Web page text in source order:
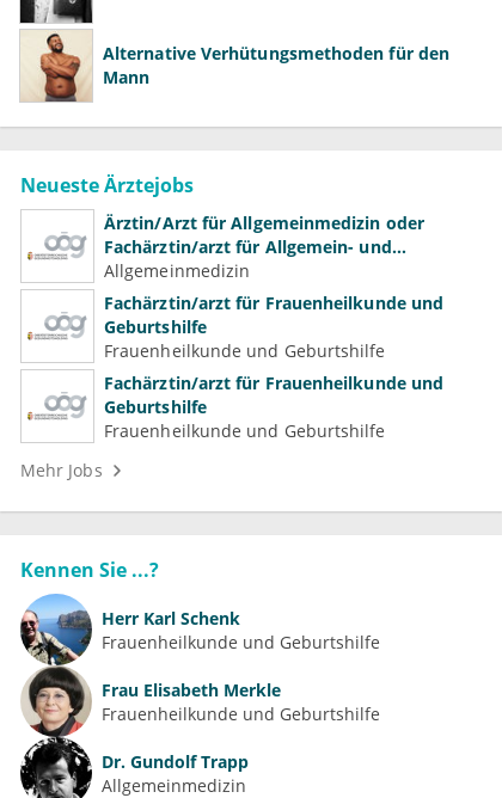
Alternative Verhütungsmethoden für den
Mann
Neueste Ärztejobs
Ärztin/Arzt für Allgemeinmedizin oder
Fachärztin/arzt für Allgemein- und
Familienmedizin für Psychiatrie und
Psychotherapeutische Medizin
Allgemeinmedizin
Fachärztin/arzt für Frauenheilkunde und
Geburtshilfe
Frauenheilkunde und Geburtshilfe
Fachärztin/arzt für Frauenheilkunde und
Geburtshilfe
Frauenheilkunde und Geburtshilfe
Mehr Jobs
Kennen Sie ...?
Herr Karl Schenk
Frauenheilkunde und Geburtshilfe
Frau Elisabeth Merkle
Frauenheilkunde und Geburtshilfe
Dr. Gundolf Trapp
Allgemeinmedizin